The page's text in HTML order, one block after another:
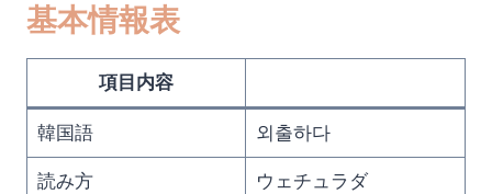
基本情報表
項目内容
韓国語 외출하다
読み方 ウェチュラダ